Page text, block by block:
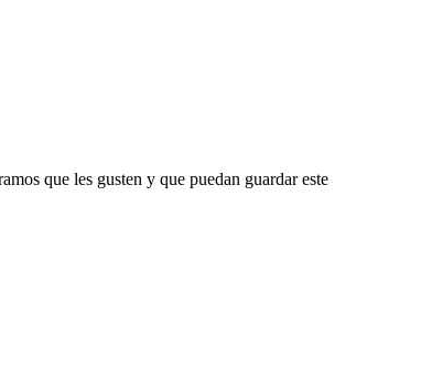
que les gusten y que puedan guardar este